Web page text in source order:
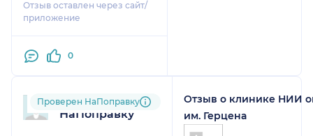
Отзыв оставлен через сайт/
приложение
0
Пользователь
НаПоправку
Проверен НаПоправку
Отзыв о клинике НИИ
им. Герцена